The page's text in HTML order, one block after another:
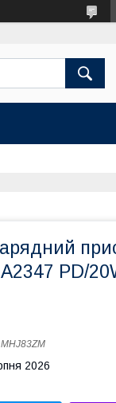
PD/
MHJ83ZM
2026